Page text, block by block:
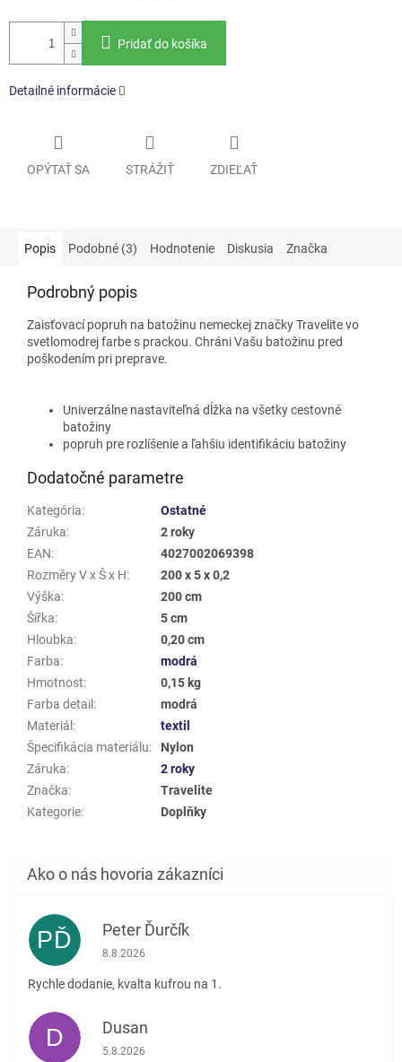
Pridať do košíka
Detailné informácie
OPÝTAŤ SA STRÁŽIŤ ZDIEĽAŤ
Popis Podobné (3) Hodnotenie Diskusia Značka
Podrobný popis
Zaisťovací popruh na batožinu nemeckej značky Travelite vo
svetlomodrej farbe s prackou. Chráni Vašu batožinu pred
poškodením pri preprave.
Univerzálne nastaviteľná dĺžka na všetky cestovné
batožiny
popruh pre rozlíšenie a ľahšiu identifikáciu batožiny
Dodatočné parametre
Kategória:
Ostatné
Záruka:
2 roky
EAN:
4027002069398
Rozměry V x Š x H:
200 x 5 x 0,2
Výška:
200 cm
Šířka:
5 cm
Hloubka:
0,20 cm
Farba:
modrá
Hmotnost:
0,15 kg
Farba detail :
modrá
Materiál :
textil
Špecifikácia materiálu:
Nylon
Záruka:
2 roky
Značka:
Travelite
Kategorie: Doplňky
PĎ Peter Ďurčík
Hodnotenie obchodu je 5 z 5 hviezdičiek.
8.8.2026
Rychle dodanie, kvalta kufrou na 1.
D Dusan
Hodnotenie obchodu je 5 z 5 hviezdičiek.
5.8.2026